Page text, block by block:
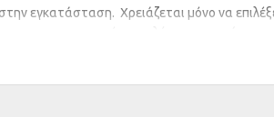
στην εγκατάσταση. Χρειάζεται μόνο να